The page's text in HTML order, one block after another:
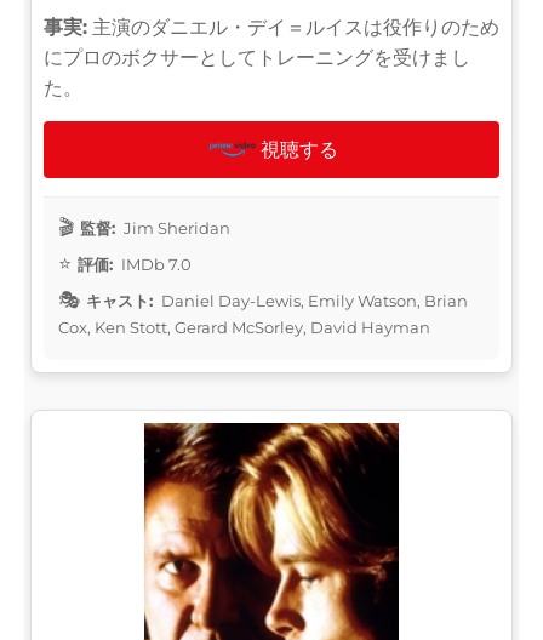
事実: 主演のダニエル・デイ＝ルイスは役作りのため
にプロのボクサーとしてトレーニングを受けまし
た。
視聴する
監督: Jim Sheridan
評価: IMDb 7.0
キャスト: Daniel Day-Lewis, Emily Watson, Brian
Cox, Ken Stott, Gerard McSorley, David Hayman